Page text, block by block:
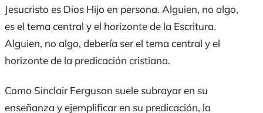
Jesucristo es Dios Hijo en persona. Alguien, no algo,
es el tema central y el horizonte de la Escritura.
Alguien, no algo, debería ser el tema central y el
horizonte de la predicación cristiana.
Como Sinclair Ferguson suele subrayar en su
enseñanza y ejemplificar en su predicación, la